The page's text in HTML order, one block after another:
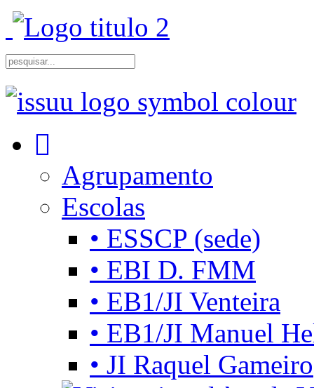
Agrupamento
Escolas
• ESSCP (sede)
• EBI D. FMM
• EB1/JI Venteira
• EB1/JI Manuel
• JI Raquel Gameiro